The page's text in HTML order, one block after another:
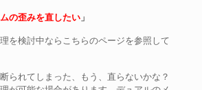
の歪みを直したい」
を検討中ならこちらのページを参照して
られてしまった、もう、直らないかな？